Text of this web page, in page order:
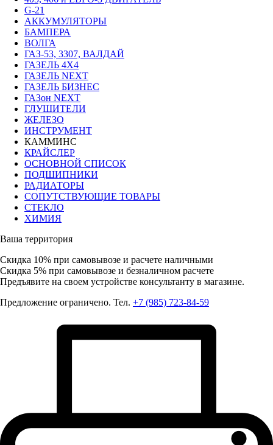
G-21
АККУМУЛЯТОРЫ
БАМПЕРА
ВОЛГА
ГАЗ-53, 3307, ВАЛДАЙ
ГАЗЕЛЬ 4Х4
ГАЗЕЛЬ NEXT
ГАЗЕЛЬ БИЗНЕС
ГАЗон NEXT
ГЛУШИТЕЛИ
ЖЕЛЕЗО
ИНСТРУМЕНТ
КАММИНС
КРАЙСЛЕР
ОСНОВНОЙ СПИСОК
ПОДШИПНИКИ
РАДИАТОРЫ
СОПУТСТВУЮЩИЕ ТОВАРЫ
СТЕКЛО
ХИМИЯ
Ваша территория
Скидка 10% при самовывозе и расчете наличными
Скидка 5% при самовывозе и безналичном расчете
Предъявите на своем устройстве консультанту в магазине.
Предложение ограничено. Тел. +7 (985) 723-84-59